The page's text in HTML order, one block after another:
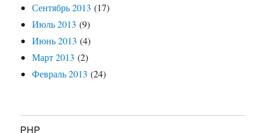
Сентябрь 2013 (17)
Июль 2013 (9)
Июнь 2013 (4)
Март 2013 (2)
Февраль 2013 (24)
PHP